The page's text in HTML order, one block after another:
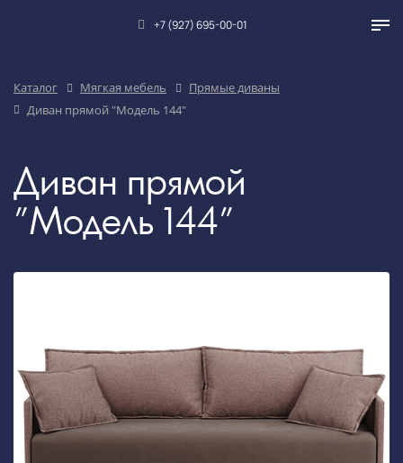
+7 (927) 695-00-01
Каталог Мягкая мебель
Прямые диваны
Диван прямой "Модель 144"
Диван прямой
"Модель 144"